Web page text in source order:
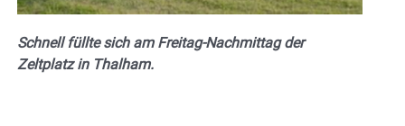
Schnell füllte sich am Freitag-Nachmittag der
Zeltplatz in Thalham.